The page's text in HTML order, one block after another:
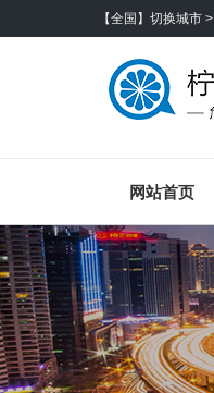
【全国】切换城市 >
网站首页